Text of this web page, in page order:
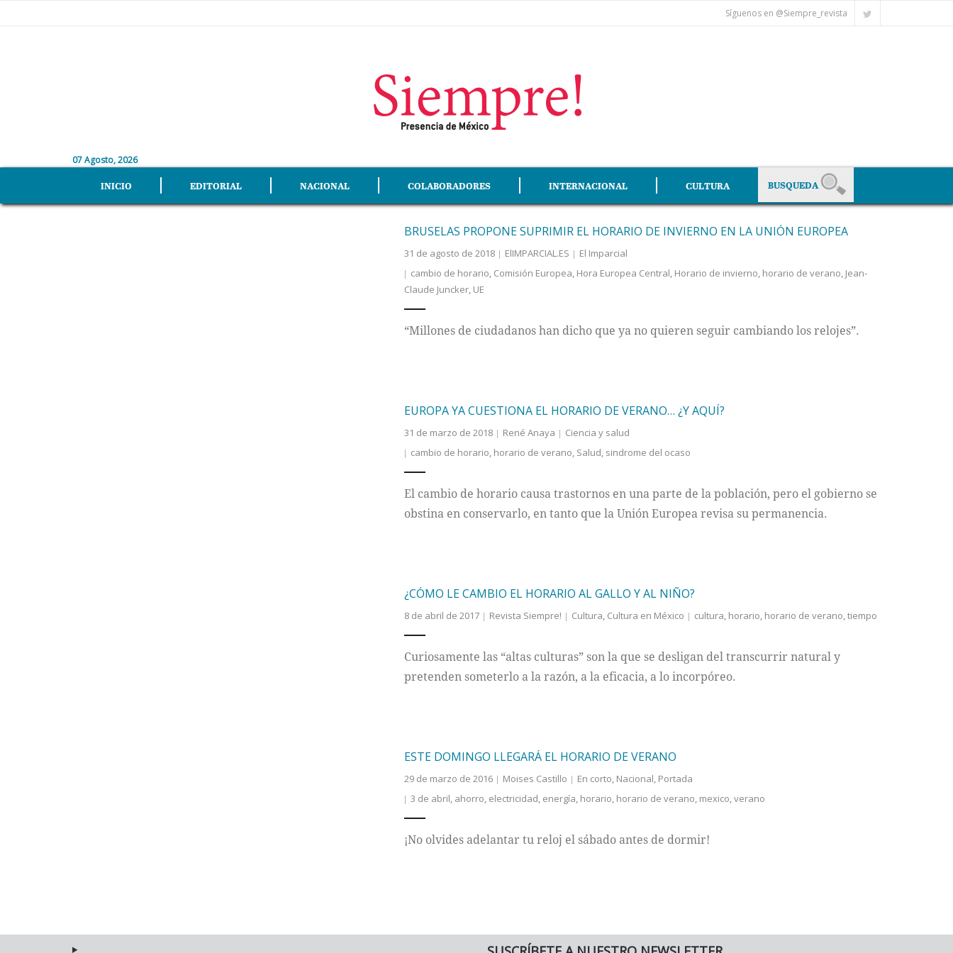
Síguenos en @Siempre_revista
07 Agosto, 2026
INICIO EDITORIAL NACIONAL COLABORADORES INTERNACIONAL CULTURA
BRUSELAS PROPONE SUPRIMIR EL HORARIO DE INVIERNO EN LA UNIÓN EUROPEA
31 de agosto de 2018 ElIMPARCIAL.ES
El Imparcial
cambio de horario, Comisión Europea, Hora Europea Central, Horario de invierno, horario de verano, Jean-
Claude Juncker, UE
“Millones de ciudadanos han dicho que ya no quieren seguir cambiando los relojes”.
EUROPA YA CUESTIONA EL HORARIO DE VERANO… ¿Y AQUÍ?
31 de marzo de 2018 René Anaya
Ciencia y salud
cambio de horario, horario de verano, Salud, sindrome del ocaso
El cambio de horario causa trastornos en una parte de la población, pero el gobierno se
obstina en conservarlo, en tanto que la Unión Europea revisa su permanencia.
¿CÓMO LE CAMBIO EL HORARIO AL GALLO Y AL NIÑO?
8 de abril de 2017 Revista Siempre! Cultura, Cultura en México cultura, horario, horario de verano,tiempo
Curiosamente las “altas culturas” son la que se desligan del transcurrir natural y
pretenden someterlo a la razón, a la eficacia, a lo incorpóreo.
ESTE DOMINGO LLEGARÁ EL HORARIO DE VERANO
29 de marzo de 2016 Moises Castillo En corto, Nacional, Portada
3 de abril, ahorro, electricidad, energía, horario, horario de verano, mexico,verano
¡No olvides adelantar tu reloj el sábado antes de dormir!